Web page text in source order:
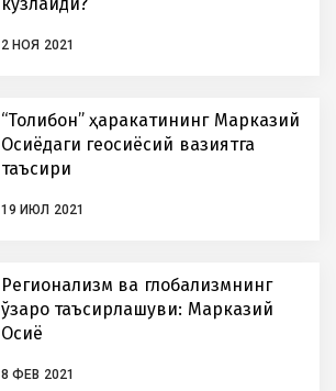
2 НОЯ 2021
“Толибон” ҳаракатининг Марказий
Осиёдаги геосиёсий вазиятга
таъсири
19 ИЮЛ 2021
Регионализм ва глобализмнинг
ўзаро таъсирлашуви: Марказий
Осиё
8 ФЕВ 2021